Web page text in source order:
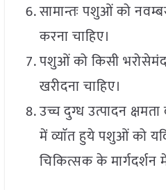
सामान्तः पशुओं को
करना चाहिए।
पशुओं को किसी भरोसेमंद
खरीदना चाहिए।
उच्च दुग्ध उत्पादन
में व्याॅत हुये पशुओं को
चिकित्सक के मार्गदर्शन